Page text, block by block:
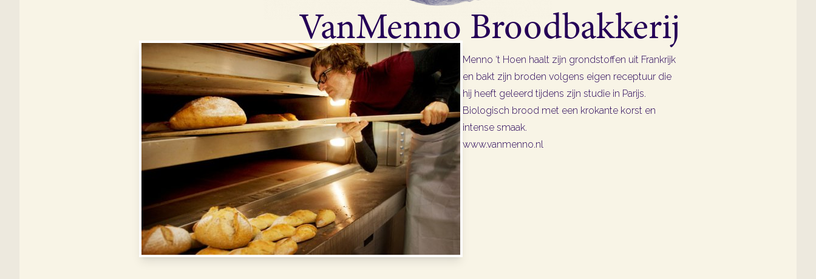
VanMenno Broodbakkerij
Menno ‘t Hoen haalt zijn grondstoffen uit Frankrijk
en bakt zijn broden volgens eigen receptuur die
hij heeft geleerd tijdens zijn studie in Parijs.
Biologisch brood met een krokante korst en
intense smaak.
www.vanmenno.nl